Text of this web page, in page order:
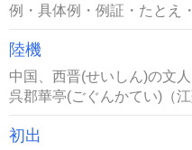
例・具体例・例証・たとえ
陸機
中国、西晋(せいしん)の文
呉郡華亭(ごぐんかてい)（
初出